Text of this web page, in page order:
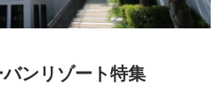
バンリゾート特集